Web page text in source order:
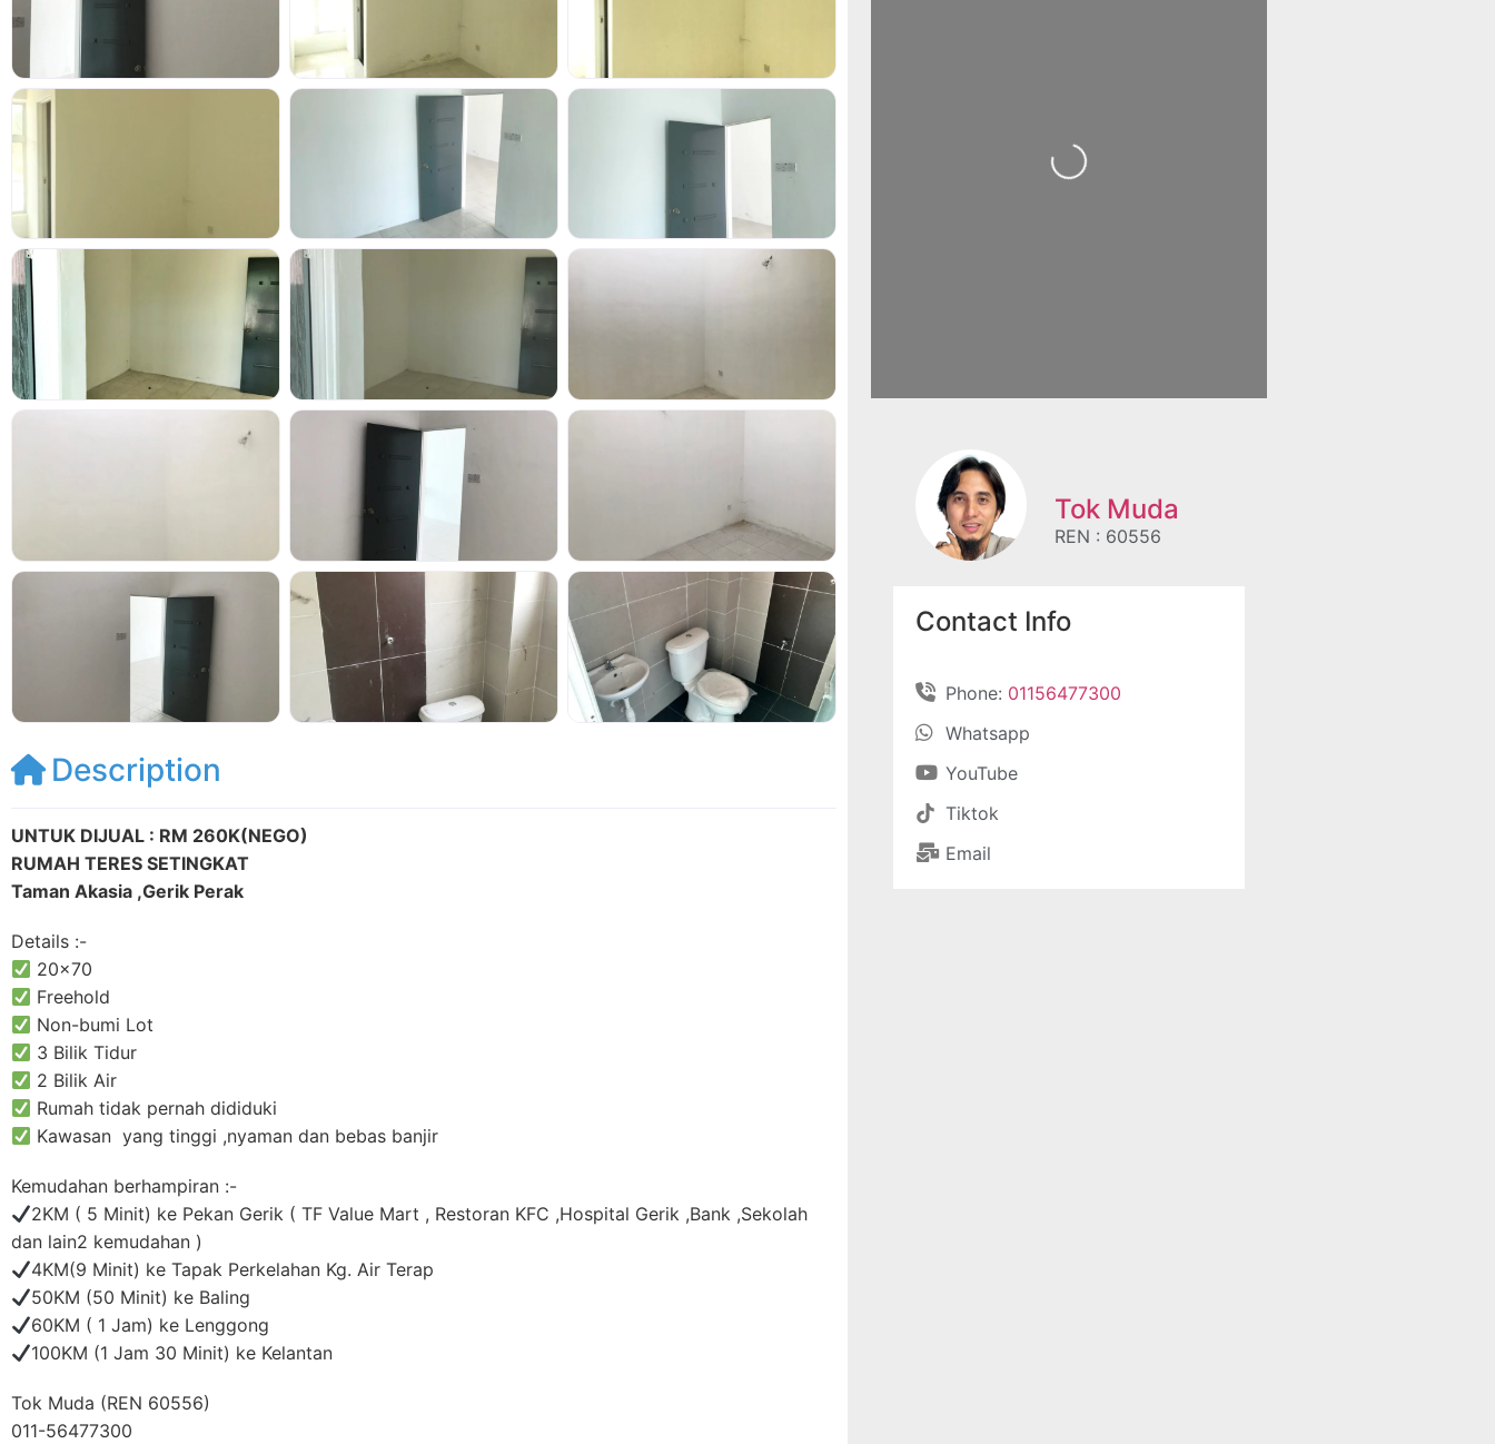
Description
UNTUK DIJUAL : RM 260K(NEGO)
RUMAH TERES SETINGKAT
Taman Akasia ,Gerik Perak
Details :-
20×70
Freehold
Non-bumi Lot
3 Bilik Tidur
2 Bilik Air
Rumah tidak pernah dididuki
Kawasan yang tinggi ,nyaman dan bebas banjir
Kemudahan berhampiran :-
2KM ( 5 Minit) ke Pekan Gerik ( TF Value Mart , Restoran KFC ,Hospital Gerik ,Bank ,Sekolah
dan lain2 kemudahan )
4KM(9 Minit) ke Tapak Perkelahan Kg. Air Terap
50KM (50 Minit) ke Baling
60KM ( 1 Jam) ke Lenggong
100KM (1 Jam 30 Minit) ke Kelantan
Tok Muda (REN 60556)
011-56477300
Loading...
Tok Muda
REN : 60556
Contact Info
Phone: 01156477300
Whatsapp
YouTube
Tiktok
Email